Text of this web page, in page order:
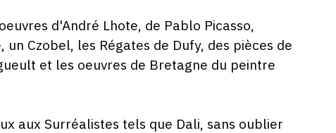
JANVIER
d'André Lhote, de Pablo Picasso,
Czobel, les Régates de Dufy, des pièces de
et les oeuvres de Bretagne du peintre
aux Surréalistes tels que Dali, sans oublier